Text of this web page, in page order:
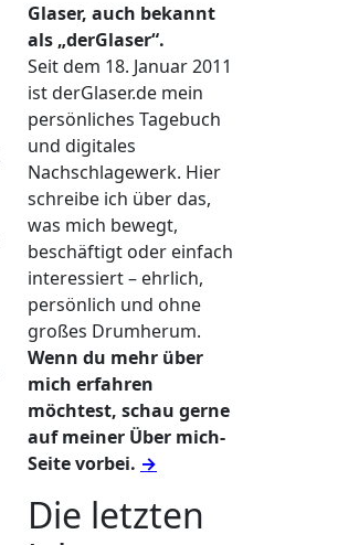
Glaser, auch bekannt
als „derGlaser“.
Seit dem 18. Januar 2011
ist derGlaser.de mein
persönliches Tagebuch
und digitales
Nachschlagewerk. Hier
schreibe ich über das,
was mich bewegt,
beschäftigt oder einfach
interessiert – ehrlich,
persönlich und ohne
großes Drumherum.
Wenn du mehr über
mich erfahren
möchtest, schau gerne
auf meiner Über mich-
Seite vorbei. →
Die letzten